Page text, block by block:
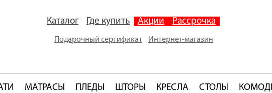
Каталог Где купить Акции Рассрочка
Подарочный сертификат Интернет-магазин
МАТРАСЫ ПЛЕДЫ ШТОРЫ КРЕСЛА СТОЛЫ